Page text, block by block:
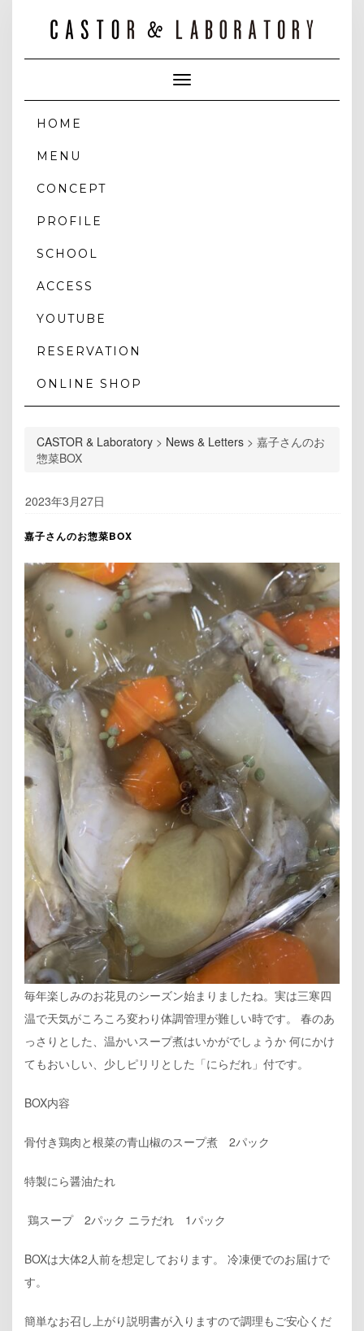
Toggle
Navigation
HOME
MENU
CONCEPT
PROFILE
SCHOOL
ACCESS
YOUTUBE
RESERVATION
ONLINE SHOP
CASTOR & Laboratory > News & Letters > 嘉子さんのお
惣菜BOX
2023年3月27日
嘉子さんのお惣菜BOX
毎年楽しみのお花見のシーズン始まりましたね。実は三寒四
温で天気がころころ変わり体調管理が難しい時です。 春のあ
っさりとした、温かいスープ煮はいかがでしょうか 何にかけ
てもおいしい、少しピリリとした「にらだれ」付です。
BOX内容
骨付き鶏肉と根菜の青山椒のスープ煮 2パック
特製にら醤油たれ
鶏スープ 2パック ニラだれ 1パック
BOXは大体2人前を想定しております。 冷凍便でのお届けで
す。
簡単なお召し上がり説明書が入りますので調理もご安心くだ